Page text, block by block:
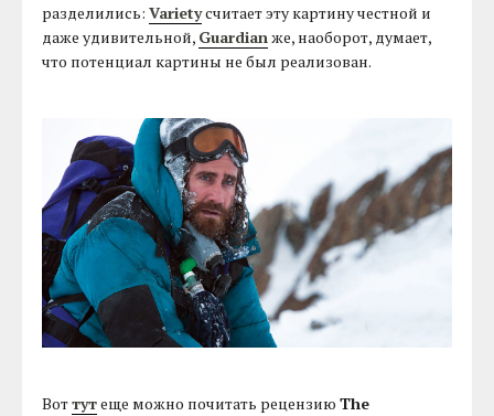
разделились:Varietyсчитает эту картину честной и
даже удивительной, Guardian же, наоборот, думает,
что потенциал картины не был реализован.
Воттутеще можно почитать рецензиюThe